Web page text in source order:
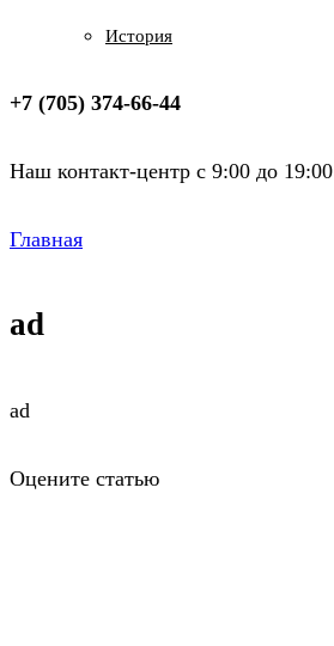
История
+7 (705) 374-66-44
Наш контакт-центр с 9:00 до 19:00
Главная
ad
ad
Оцените статью